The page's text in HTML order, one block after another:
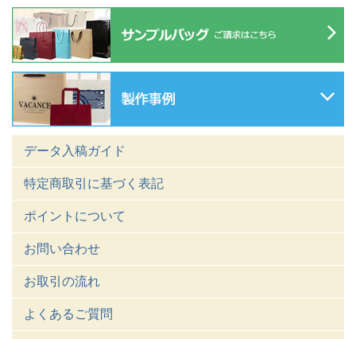
データ入稿ガイド
特定商取引に基づく表記
ポイントについて
お問い合わせ
お取引の流れ
よくあるご質問